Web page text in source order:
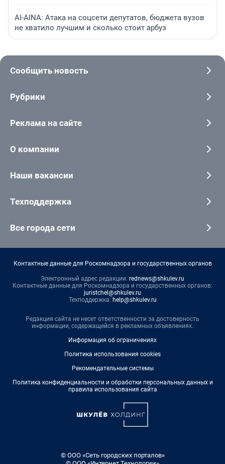
AI-AINA: Атака на соцсети депутатов, бюджета вузов
не хватило лучшим и сколько стоит арбуз
Сообщить новость
Рубрики
Реклама на сайте
О компании
Наши вакансии
Техподдержка
Все города сети
Контактные данные для Роскомнадзора и государственных органов
Электронный адрес редакции: rednews@shkulev.ru
Контактные данные для Роскомнадзора и государственных органов:
juristchel@shkulev.ru
Техподдержка: help@shkulev.ru
Редакция сайта не несет ответственности за достоверность
информации, содержащейся в рекламных объявлениях.
Информация об ограничениях
Политика использования cookies
Рекомендательные системы
Политика конфиденциальности и обработки персональных данных и
правила использования сайта
© ООО «Сеть городских порталов»